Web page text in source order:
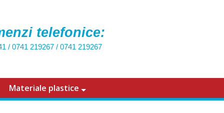
telefonice:
/ 0741 219267/ 0741 219267
Materiale plastice